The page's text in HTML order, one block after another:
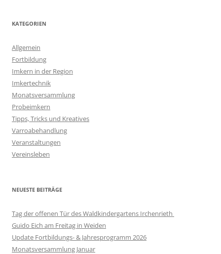
KATEGORIEN
Allgemein
Fortbildung
Imkern in der Region
Imkertechnik
Monatsversammlung
Probeimkern
Tipps, Tricks und Kreatives
Varroabehandlung
Veranstaltungen
Vereinsleben
NEUESTE BEITRÄGE
Tag der offenen Tür des Waldkindergartens Irchenrieth
Guido Eich am Freitag in Weiden
Update Fortbildungs- & Jahresprogramm 2026
Monatsversammlung Januar